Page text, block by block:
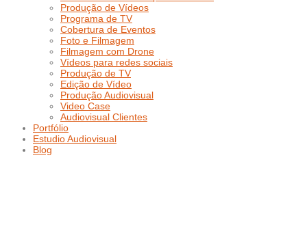
Produção de Vídeos
Programa de TV
Cobertura de Eventos
Foto e Filmagem
Filmagem com Drone
Vídeos para redes sociais
Produção de TV
Edição de Vídeo
Produção Audiovisual
Video Case
Audiovisual Clientes
Portfólio
Estudio Audiovisual
Blog